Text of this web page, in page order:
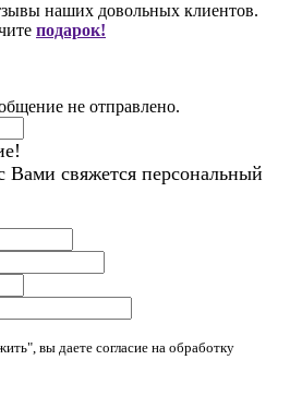
наших довольных клиентов.
подарок!
не отправлено.
свяжется персональный
вы даете согласие на обработку